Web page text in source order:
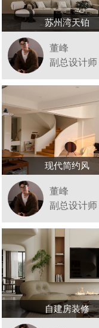
苏州湾天铂
董峰
副总设计师
现代简约风
董峰
副总设计师
自建房装修